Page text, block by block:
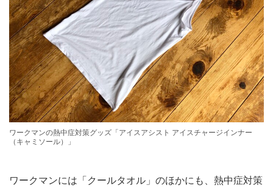
ワークマンの熱中症対策グッズ「アイスアシスト アイスチャージインナー
（キャミソール）」
ワークマンには「クールタオル」のほかにも、熱中症対策